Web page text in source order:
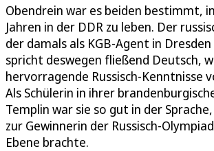
Obendrein war es beiden bestimmt,
Jahren in der DDR zu leben. Der
der damals als KGB-Agent in
spricht deswegen fließend Deutsch,
hervorragende Russisch-Kenntnisse
Als Schülerin in ihrer
Templin war sie so gut in der
zur Gewinnerin der Russisch-
Ebene brachte.